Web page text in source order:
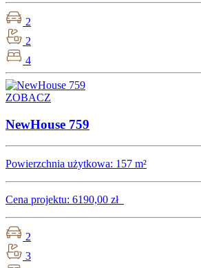
2
2
4
ZOBACZ
NewHouse 759
Powierzchnia użytkowa: 157 m²
Cena projektu: 6190,00 zł
2
3